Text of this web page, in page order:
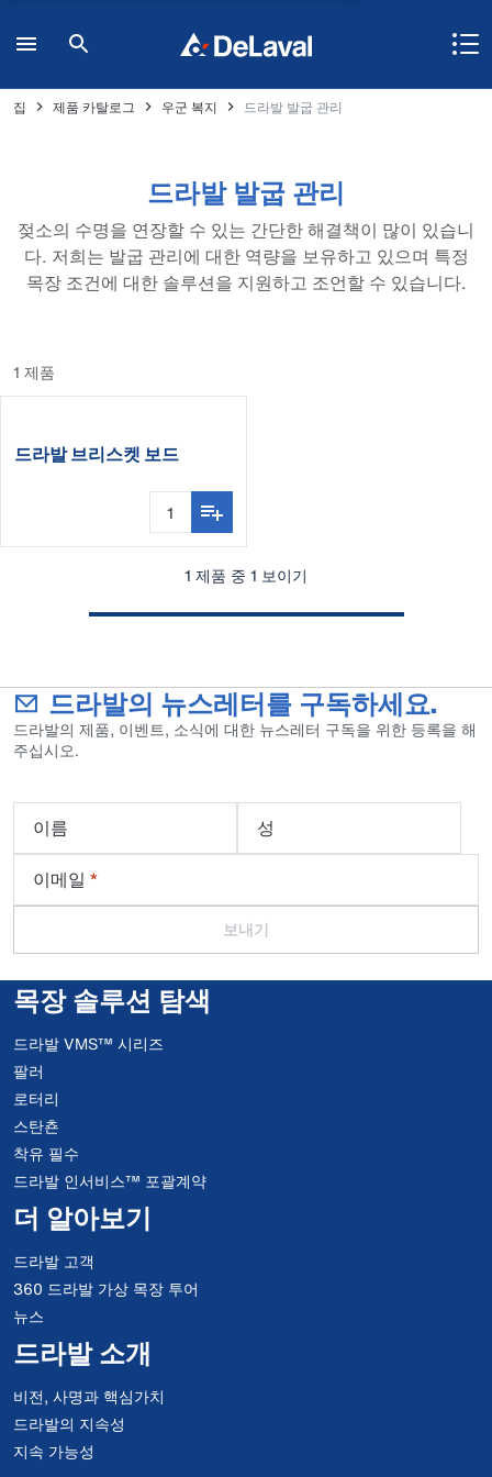
집 제품 카탈로그 우군 복지 드라발 발굽 관리
드라발 발굽 관리
젖소의 수명을 연장할 수 있는 간단한 해결책이 많이 있습니
다. 저희는 발굽 관리에 대한 역량을 보유하고 있으며 특정
목장 조건에 대한 솔루션을 지원하고 조언할 수 있습니다.
1 제품
드라발 브리스켓 보드
1 제품 중 1 보이기
드라발의 뉴스레터를 구독하세요.
드라발의 제품, 이벤트, 소식에 대한 뉴스레터 구독을 위한 등록을 해
주십시오.
이름
성
이메일 *
보내기
목장 솔루션 탐색
드라발 VMS™ 시리즈
팔러
로터리
스탄쵼
착유 필수
드라발 인서비스™ 포괄계약
더 알아보기
드라발 고객
360 드라발 가상 목장 투어
뉴스
드라발 소개
비전, 사명과 핵심가치
드라발의 지속성
지속 가능성